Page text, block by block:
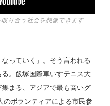
り合う社会を想像できます
なっていく」。そう言われる
。飯塚国際車いすテニス大
まる、アジアで最も高いグ
のボランティアによる市民参